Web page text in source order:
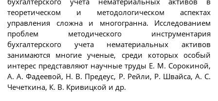
теоретическом и методологическом аспектах
управления сложна и многогранна. Исследованием
проблем методического инструментария
бухгалтерского учета нематериальных активов
занимаются многие ученые, среди которых особый
интерес представляют научные труды Е. М. Сорокиной,
А. А. Фадеевой, Н. В. Предеус, Р. Рейли, Р. Швайса, А. С.
Чечеткина, К. В. Кривицкой и др.